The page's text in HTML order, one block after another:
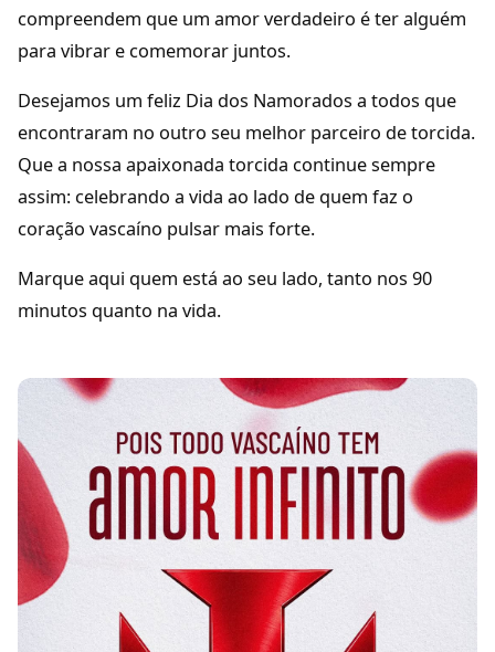
compreendem que um amor verdadeiro é ter alguém
para vibrar e comemorar juntos.
Desejamos um feliz Dia dos Namorados a todos que
encontraram no outro seu melhor parceiro de torcida.
Que a nossa apaixonada torcida continue sempre
assim: celebrando a vida ao lado de quem faz o
coração vascaíno pulsar mais forte.
Marque aqui quem está ao seu lado, tanto nos 90
minutos quanto na vida.